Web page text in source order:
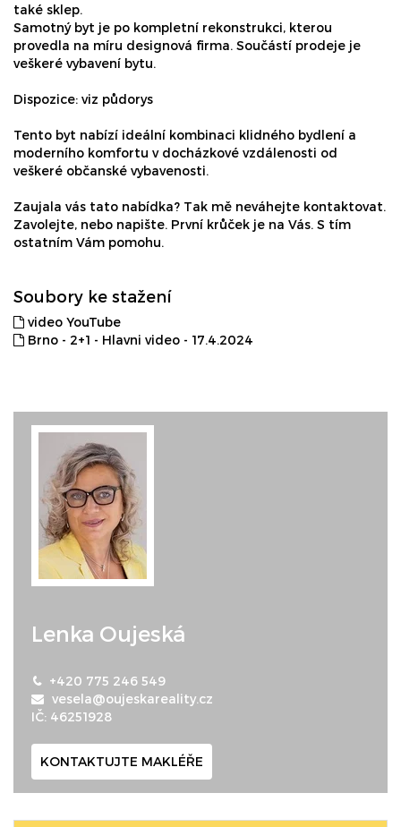
také sklep.
Samotný byt je po kompletní rekonstrukci, kterou
provedla na míru designová firma. Součástí prodeje je
veškeré vybavení bytu.
Dispozice: viz půdorys
Tento byt nabízí ideální kombinaci klidného bydlení a
moderního komfortu v docházkové vzdálenosti od
veškeré občanské vybavenosti.
Zaujala vás tato nabídka? Tak mě neváhejte kontaktovat.
Zavolejte, nebo napište. První krůček je na Vás. S tím
ostatním Vám pomohu.
Soubory ke stažení
video YouTube
Brno - 2+1 - Hlavni video - 17.4.2024
Lenka Oujeská
+420 775 246 549
vesela@oujeskareality.cz
IČ: 46251928
KONTAKTUJTE MAKLÉŘE